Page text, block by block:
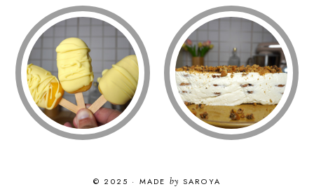
© 2025 · MADE by SAROYA